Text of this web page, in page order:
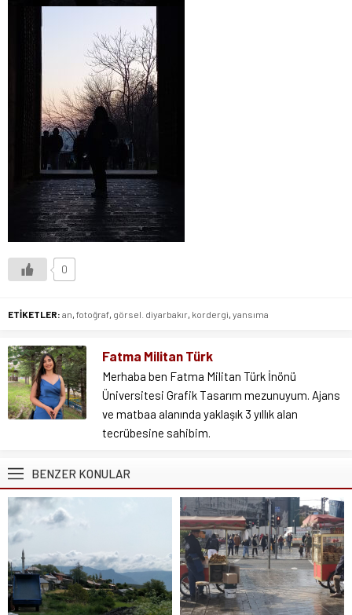
0
ETİKETLER: an fotoğraf görsel. diyarbakır kordergi yansıma
Fatma Militan Türk
Merhaba ben Fatma Militan Türk İnönü
Üniversitesi Grafik Tasarım mezunuyum. Ajans
ve matbaa alanında yaklaşık 3 yıllık alan
tecrübesine sahibim.
BENZER KONULAR